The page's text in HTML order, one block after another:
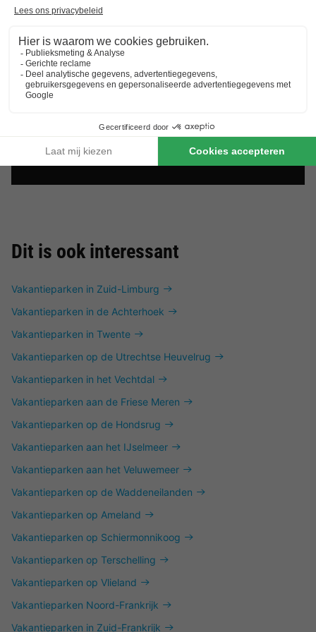
Dit is ook interessant
Vakantieparken in Zuid-Limburg
Vakantieparken in de Achterhoek
Vakantieparken in Twente
Vakantieparken op de Utrechtse Heuvelrug
Vakantieparken in het Vechtdal
Vakantieparken aan de Friese Meren
Vakantieparken op de Hondsrug
Vakantieparken aan het IJselmeer
Vakantieparken aan het Veluwemeer
Vakantieparken op de Waddeneilanden
Vakantieparken op Ameland
Vakantieparken op Schiermonnikoog
Vakantieparken op Terschelling
Vakantieparken op Vlieland
Vakantieparken Noord-Frankrijk
Vakantieparken in Zuid-Frankrijk